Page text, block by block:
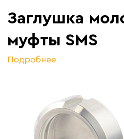
Заглушка
муфты SMS
Подробнее